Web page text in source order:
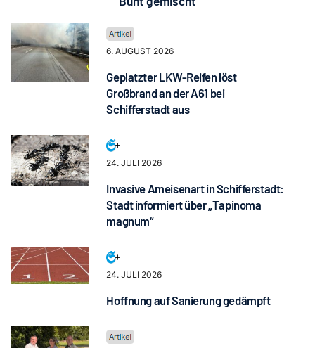
6. AUGUST 2026
Geplatzter LKW-Reifen löst
Großbrand an der A61 bei
Schifferstadt aus
24. JULI 2026
Invasive Ameisenart in Schifferstadt:
Stadt informiert über „Tapinoma
magnum“
24. JULI 2026
Hoffnung auf Sanierung gedämpft